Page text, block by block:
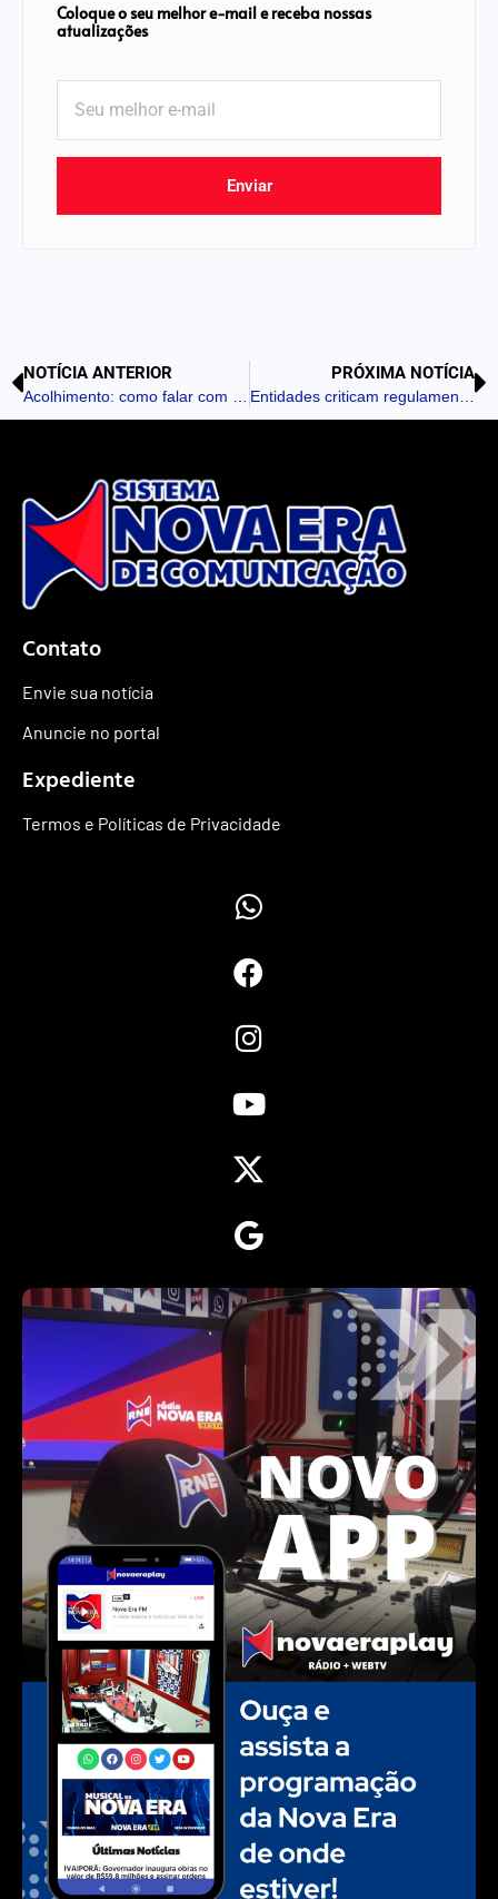
Coloque o seu melhor e-mail e receba nossas
atualizações
Enviar
NOTÍCIA ANTERIOR PRÓXIMA NOTÍCIA
Contato
Envie sua notícia
Anuncie no portal
Expediente
Termos e Políticas de Privacidade